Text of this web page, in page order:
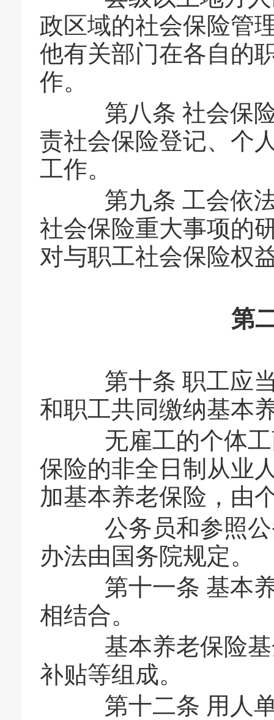
政区域的社会保险管
他有关部门在各自的
作。
第八条 社会保险
责社会保险登记、个
工作。
第九条 工会依法
社会保险重大事项的
对与职工社会保险权
第
第十条 职工应当
和职工共同缴纳基本
无雇工的个体工
保险的非全日制从业
加基本养老保险，由
公务员和参照公
办法由国务院规定。
第十一条 基本养
相结合。
基本养老保险基
补贴等组成。
第十二条 用人单